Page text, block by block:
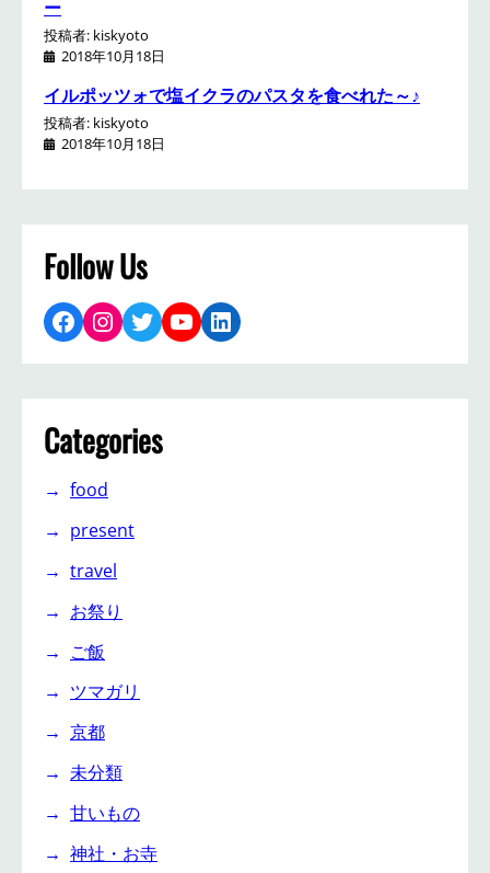
ー
投稿者: kiskyoto
2018年10月18日
イルポッツォで塩イクラのパスタを食べれた～♪
投稿者: kiskyoto
2018年10月18日
Follow Us
Facebook Instagram Twitter YouTube LinkedIn
Categories
food
present
travel
お祭り
ご飯
ツマガリ
京都
未分類
甘いもの
神社・お寺